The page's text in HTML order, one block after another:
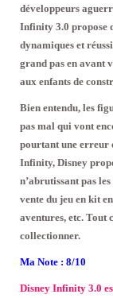
développeurs
Infinity 3.0 propose
dynamiques et
grand pas en avant
aux enfants de
Bien entendu, les
pas mal qui vont
pourtant une erreur
Infinity, Disney
n’abrutissant pas
vente du jeu en kit
aventures, etc. Tout
collectionner.
Ma Note : 8/10
Disney Infinity 3.0